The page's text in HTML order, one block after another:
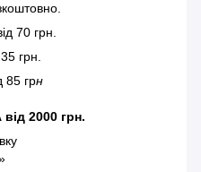
70 грн.
грн.
85 грн
2000 грн.